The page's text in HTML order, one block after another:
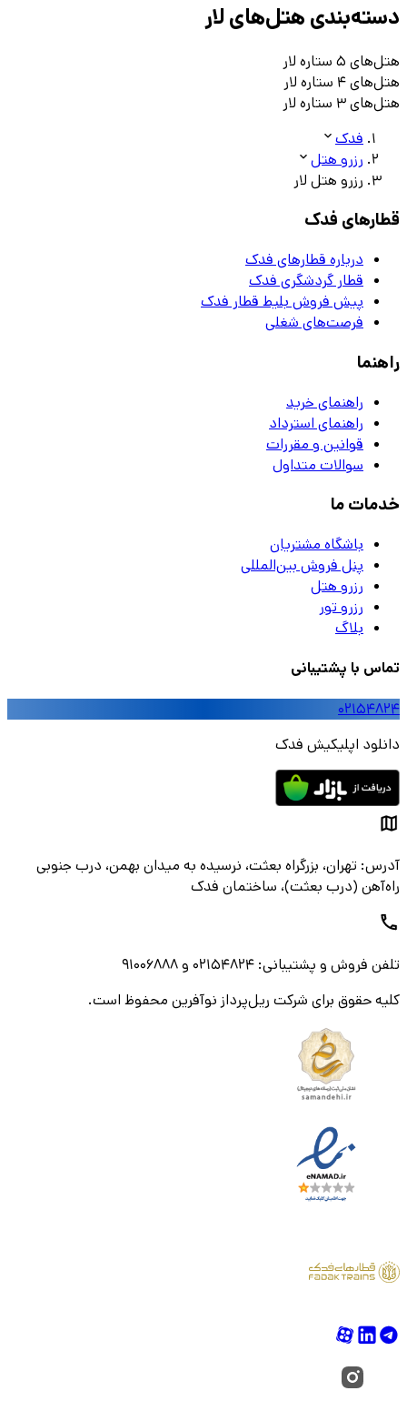
دسته‌بندی هتل‌های لار
هتل‌های ۵ ستاره
لار
هتل‌های ۴ ستاره
لار
هتل‌های ۳ ستاره
لار
فدک
رزرو هتل
رزرو هتل لار
قطارهای فدک
درباره قطارهای فدک
قطار گردشگری فدک
پیش فروش بلیط قطار فدک
فرصت‌های شغلی
راهنما
راهنمای خرید
راهنمای استرداد
قوانین و مقررات
سوالات متداول
خدمات ما
باشگاه مشتریان
پنل فروش بین‌المللی
رزرو هتل
رزرو تور
بلاگ
تماس با پشتیبانی
۰۲۱۵۴۸۲۴
دانلود اپلیکیش فدک
آدرس: تهران، بزرگراه بعثت، نرسیده به میدان بهمن، درب جنوبی
راه‌آهن (درب بعثت)، ساختمان فدک
تلفن فروش و پشتیبانی: ۰۲۱۵۴۸۲۴ و ۹۱۰۰۶۸۸۸
کلیه حقوق برای شرکت ریل‌پرداز نوآفرین محفوظ است.